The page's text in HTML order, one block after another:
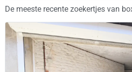
De meeste recente zoekertjes van